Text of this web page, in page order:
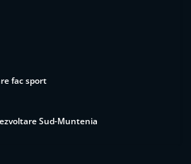
fac sport
Sud-Muntenia